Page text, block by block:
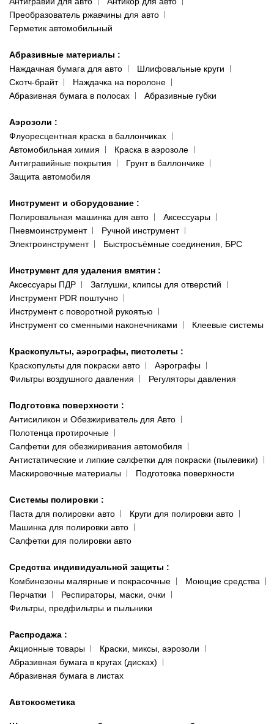
Преобразователь ржавчины для авто
Герметик автомобильный
Абразивные материалы :
Наждачная бумага для авто
Шлифовальные круги
Скотч-брайт
Наждачка на поролоне
Абразивная бумага в полосах
Абразивные губки
Аэрозоли :
Флуоресцентная краска в баллончиках
Автомобильная химия
Краска в аэрозоле
Антигравийные покрытия
Грунт в баллончике
Защита автомобиля
Инструмент и оборудование :
Полировальная машинка для авто
Аксессуары
Пневмоинструмент
Ручной инструмент
Электроинструмент
Быстросъёмные соединения, БРС
Инструмент для удаления вмятин :
Аксессуары ПДР
Заглушки, клипсы для отверстий
Инструмент PDR поштучно
Инструмент с поворотной рукоятью
Инструмент со сменными наконечниками
Клеевые системы
Краскопульты, аэрографы, пистолеты :
Краскопульты для покраски авто
Аэрографы
Фильтры воздушного давления
Регуляторы давления
Подготовка поверхности :
Антисиликон и Обезжириватель для Авто
Полотенца протирочные
Салфетки для обезжиривания автомобиля
Антистатические и липкие салфетки для покраски (пылевики)
Маскировочные материалы
Подготовка поверхности
Системы полировки :
Паста для полировки авто
Круги для полировки авто
Машинка для полировки авто
Салфетки для полировки авто
Средства индивидуальной защиты :
Комбинезоны малярные и покрасочные
Моющие средства
Перчатки
Респираторы, маски, очки
Фильтры, предфильтры и пыльники
Распродажа :
Акционные товары
Краски, миксы, аэрозоли
Абразивная бумага в кругах (дисках)
Абразивная бумага в листах
Автокосметика